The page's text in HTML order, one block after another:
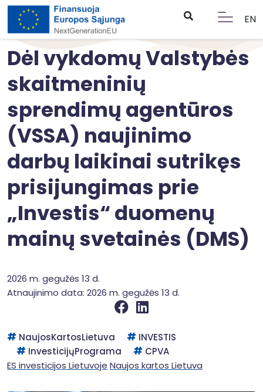
EN
Dėl vykdomų Valstybės
skaitmeninių
sprendimų agentūros
(VSSA) naujinimo
darbų laikinai sutrikęs
prisijungimas prie
„Investis“ duomenų
mainų svetainės (DMS)
2026 m. gegužės 13 d.
Atnaujinimo data: 2026 m. gegužės 13 d.
NaujosKartosLietuva
INVESTIS
InvesticijųPrograma
CPVA
ES investicijos Lietuvoje Naujos kartos Lietuva